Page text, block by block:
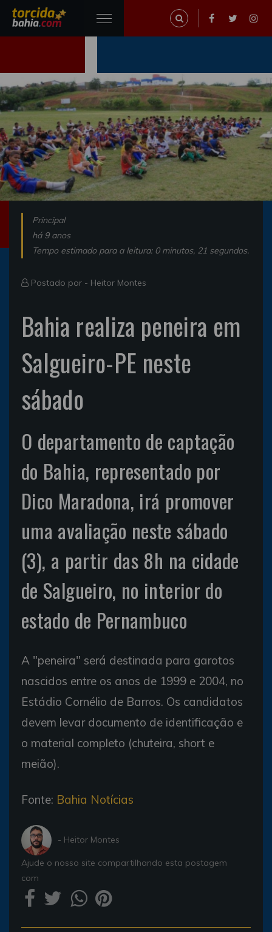
Principal
há 9 anos
Tempo estimado para a leitura: 0 minutos, 21 segundos.
Postado por - Heitor Montes
Bahia realiza peneira em
Salgueiro-PE neste
sábado
O departamento de captação
do Bahia, representado por
Dico Maradona, irá promover
uma avaliação neste sábado
(3), a partir das 8h na cidade
de Salgueiro, no interior do
estado de Pernambuco
A "peneira" será destinada para garotos
nascidos entre os anos de 1999 e 2004, no
Estádio Cornélio de Barros. Os candidatos
devem levar documento de identificação e
o material completo (chuteira, short e
meião).
Fonte: Bahia Notícias
- Heitor Montes
Ajude o nosso site compartilhando esta postagem
com